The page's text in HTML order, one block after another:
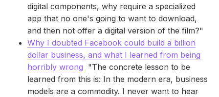
digital components, why require a specialized
app that no one's going to want to download,
and then not offer a digital version of the film?"
Why I doubted Facebook could build a billion
dollar business, and what I learned from being
horribly wrong "The concrete lesson to be
learned from this is: In the modern era, business
models are a commodity. I never want to hear